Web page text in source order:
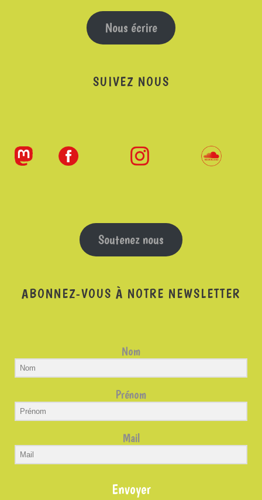
Nous écrire
SUIVEZ NOUS
Soutenez nous
ABONNEZ-VOUS À NOTRE NEWSLETTER
Nom
Prénom
Mail
Envoyer